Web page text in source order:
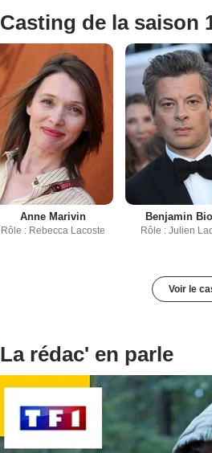
Casting de la saison
Anne Marivin
Rôle : Rebecca Lacoste
Benjamin
Rôle : Julien
Voir le
La rédac' en parle